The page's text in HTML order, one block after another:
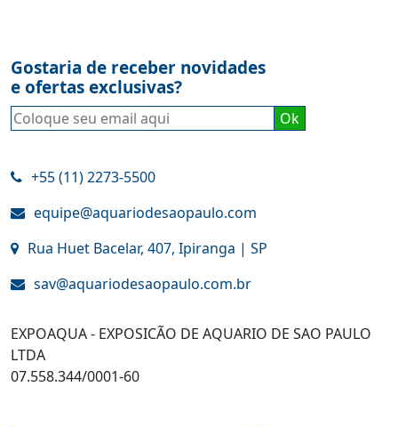
Gostaria de receber novidades
e ofertas exclusivas?
+55 (11) 2273-5500
equipe@aquariodesaopaulo.com
Rua Huet Bacelar, 407, Ipiranga | SP
sav@aquariodesaopaulo.com.br
EXPOAQUA - EXPOSICÃO DE AQUARIO DE SAO PAULO
LTDA
07.558.344/0001-60